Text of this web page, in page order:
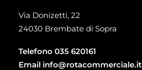
Via Donizetti, 22
24030 Brembate di Sopra
Telefono 035 620161
Email info@rotacommerciale.it